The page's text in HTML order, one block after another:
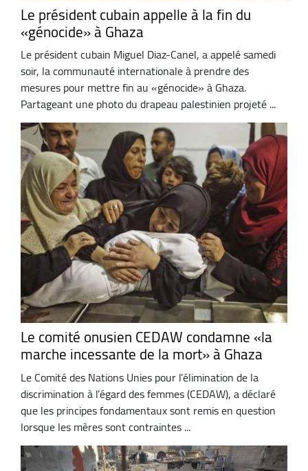
Le président cubain appelle à la fin du
«génocide» à Ghaza
Le président cubain Miguel Diaz-Canel, a appelé samedi
soir, la communauté internationale à prendre des
mesures pour mettre fin au «génocide» à Ghaza.
Partageant une photo du drapeau palestinien projeté ...
Le comité onusien CEDAW condamne «la
marche incessante de la mort» à Ghaza
Le Comité des Nations Unies pour l’élimination de la
discrimination à l’égard des femmes (CEDAW), a déclaré
que les principes fondamentaux sont remis en question
lorsque les mères sont contraintes ...